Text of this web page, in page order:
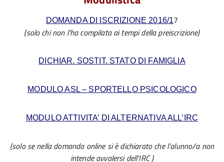
DOMANDA DI ISCRIZIONE 2016/17
(solo chi non l’ha compilata ai tempi della preiscrizione)
DICHIAR. SOSTIT. STATO DI FAMIGLIA
MODULO ASL – SPORTELLO PSICOLOGICO
MODULO ATTIVITA’ DI ALTERNATIVA ALL’IRC
(solo se nella domanda online si è dichiarato che l’alunno/a non
intende avvalersi dell’IRC )